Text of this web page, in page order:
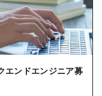
エンドエンジニア募